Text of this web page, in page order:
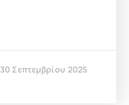
30 Σεπτεμβρίου 2025